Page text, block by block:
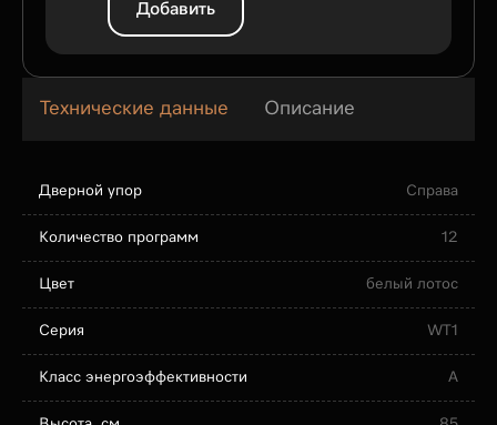
Добавить
Технические данные Описание
Дверной упор Справа
Количество программ 12
Цвет белый лотос
Серия WT1
Класс энергоэффективности A